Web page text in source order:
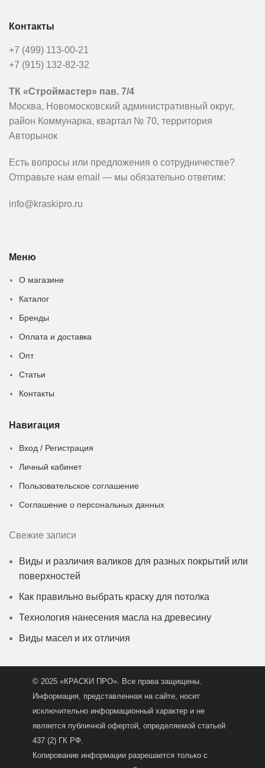
Контакты
+7 (499) 113-00-21
+7 (915) 132-82-32
ТК «Строймастер» пав. 7/4
Москва, Новомосковский административный округ,
район Коммунарка, квартал № 70, территория
Авторынок
Есть вопросы или предложения о сотрудничестве?
Отправьте нам email — мы обязательно ответим:
info@kraskipro.ru
Меню
О магазине
Каталог
Бренды
Оплата и доставка
Опт
Статьи
Контакты
Навигация
Вход / Регистрация
Личный кабинет
Пользовательское соглашение
Соглашение о персональных данных
Свежие записи
Виды и различия валиков для разных покрытий или
поверхностей
Как правильно выбрать краску для потолка
Технология нанесения масла на древесину
Виды масел и их отличия
© 2025 «КРАСКИ ПРО». Все права защищены.
Информация, представленная на сайте, носит
исключительно информационный характер и не
является публичной офертой, определяемой статьей
437 (2) ГК РФ.
Копирование информации разрешается только с